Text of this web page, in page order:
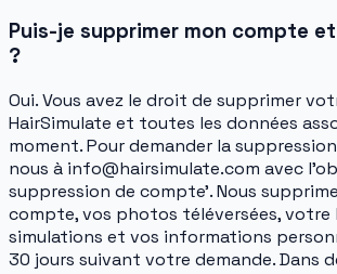
Puis-je supprimer mon compte
?
Oui. Vous avez le droit de supprimer
HairSimulate et toutes les données
moment. Pour demander la
nous à info@hairsimulate.com avec
suppression de compte'. Nous
compte, vos photos téléversées, votre
simulations et vos informations
30 jours suivant votre demande. Dans